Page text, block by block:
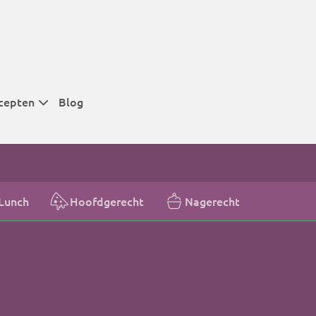
tijden
tijden
Blog
Hoofdgerecht Nagerecht